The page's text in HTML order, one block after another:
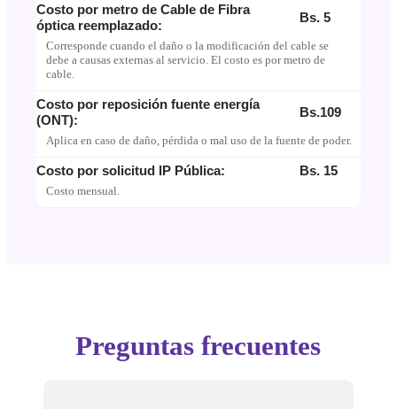
Costo por metro de Cable de Fibra
óptica reemplazado:
Bs. 5
Corresponde cuando el daño o la modificación del cable se
debe a causas externas al servicio. El costo es por metro de
cable.
Costo por reposición fuente energía
(ONT):
Bs.109
Aplica en caso de daño, pérdida o mal uso de la fuente de poder.
Costo por solicitud IP Pública: Bs. 15
Costo mensual.
Preguntas frecuentes